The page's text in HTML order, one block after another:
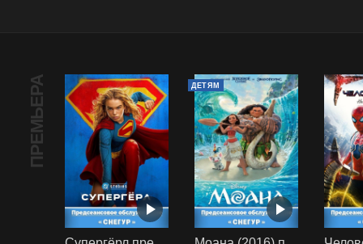
ПРЕМЬЕРА ДЕТЯМ